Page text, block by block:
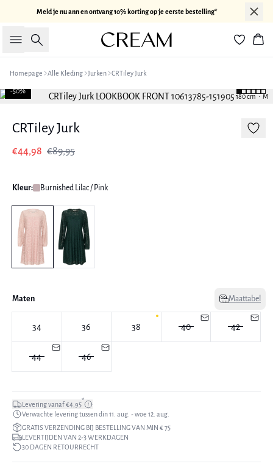
Meld je nu ann en ontvang 10% korting op je eerste bestelling*
Zoeken
Homepage Alle Kleding Jurken CRTiley Jurk
180 cm • M
-50%
CRTiley Jurk
€44,98 €89,95
Kleur: Burnished Lilac / Pink
Maten Maattabel
34 36 38 40 42
44 46
Levering vanaf €4,95*
Verwachte levering tussen din 11. aug. - woe 12. aug.
GRATIS VERZENDING BIJ BESTELLING VAN MIN € 75
LEVERTIJDEN VAN 2-3 WERKDAGEN
30 DAGEN RETOURRECHT